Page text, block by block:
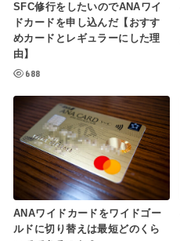
SFC修行をしたいのでANAワイ
ドカードを申し込んだ【おすす
めカードとレギュラーにした理
由】
688
ANAワイドカードをワイドゴー
ルドに切り替えは最短どのくら